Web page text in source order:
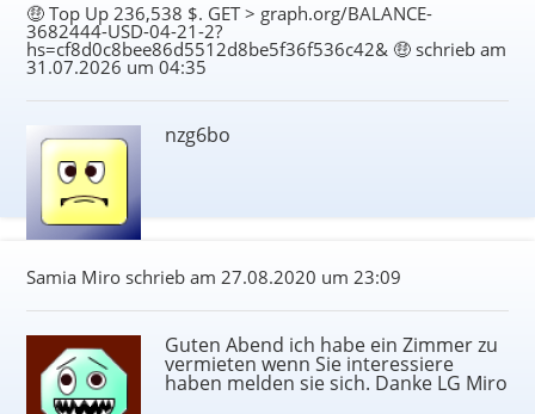
🤑 Top Up 236,538 $. GET > graph.org/BALANCE-
3682444-USD-04-21-2?
hs=cf8d0c8bee86d5512d8be5f36f536c42& 🤑 schrieb am
31.07.2026 um 04:35
nzg6bo
Samia Miro schrieb am 27.08.2020 um 23:09
Guten Abend ich habe ein Zimmer zu
vermieten wenn Sie interessiere
haben melden sie sich. Danke LG Miro